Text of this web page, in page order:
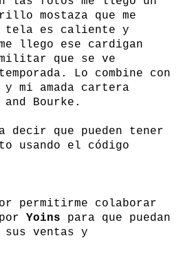
mostaza que me
tela es caliente y
llego ese cardigan
que se ve
Lo combine con
mi amada cartera
Bourke.
decir que pueden tener
usando el código
permitirme colaborar
Yoins para que puedan
ventas y